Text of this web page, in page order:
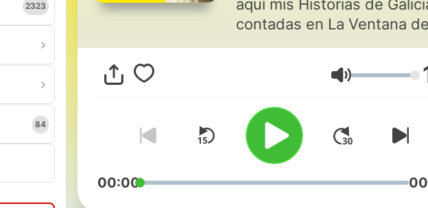
2323
84
aquí mis Historias de
contadas en La Ventana
Cadena Ser
Volume
00:00